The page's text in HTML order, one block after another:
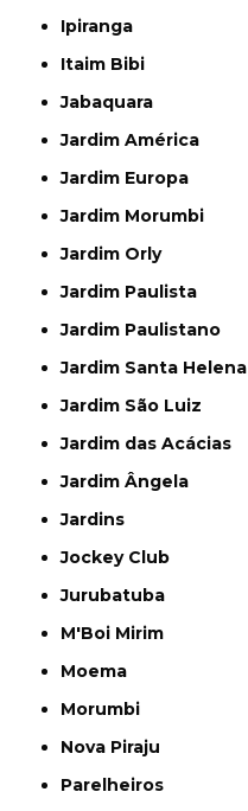
Ipiranga
Itaim Bibi
Jabaquara
Jardim América
Jardim Europa
Jardim Morumbi
Jardim Orly
Jardim Paulista
Jardim Paulistano
Jardim Santa Helena
Jardim São Luiz
Jardim das Acácias
Jardim Ângela
Jardins
Jockey Club
Jurubatuba
M'Boi Mirim
Moema
Morumbi
Nova Piraju
Parelheiros